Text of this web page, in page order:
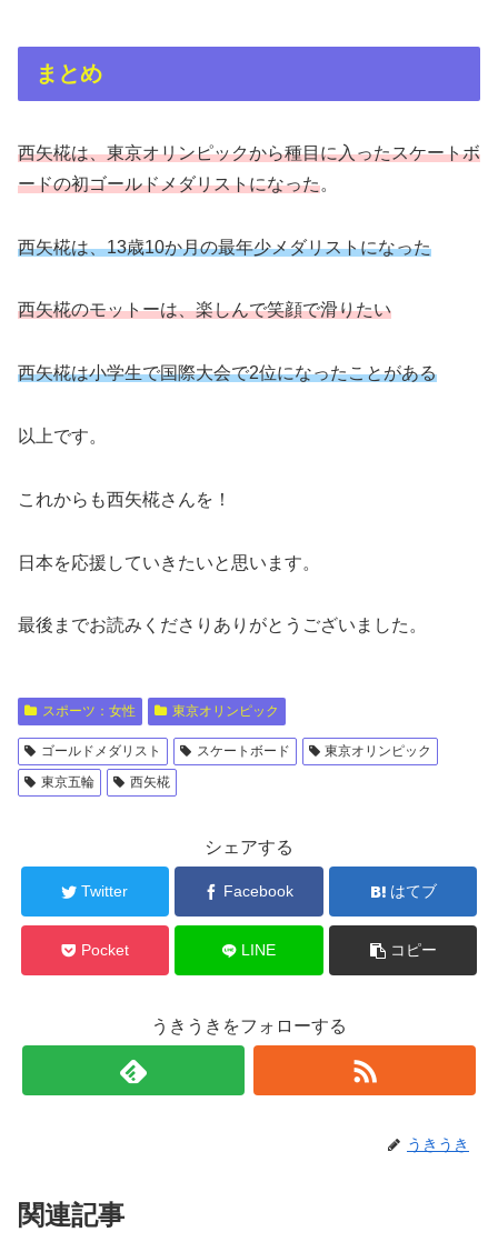
まとめ
西矢椛は、東京オリンピックから種目に入ったスケートボ
ードの初ゴールドメダリストになった。
西矢椛は、13歳10か月の最年少メダリストになった
西矢椛のモットーは、楽しんで笑顔で滑りたい
西矢椛は小学生で国際大会で2位になったことがある
以上です。
これからも西矢椛さんを！
日本を応援していきたいと思います。
最後までお読みくださりありがとうございました。
スポーツ：女性 東京オリンピック
ゴールドメダリスト スケートボード
東京オリンピック
東京五輪
西矢椛
シェアする
Twitter Facebook はてブ
Pocket LINE コピー
うきうきをフォローする
うきうき
関連記事